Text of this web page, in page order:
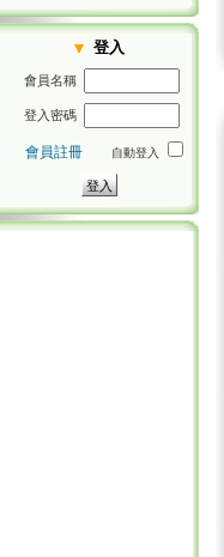
登入
會員名稱
登入密碼
會員註冊 自動登入